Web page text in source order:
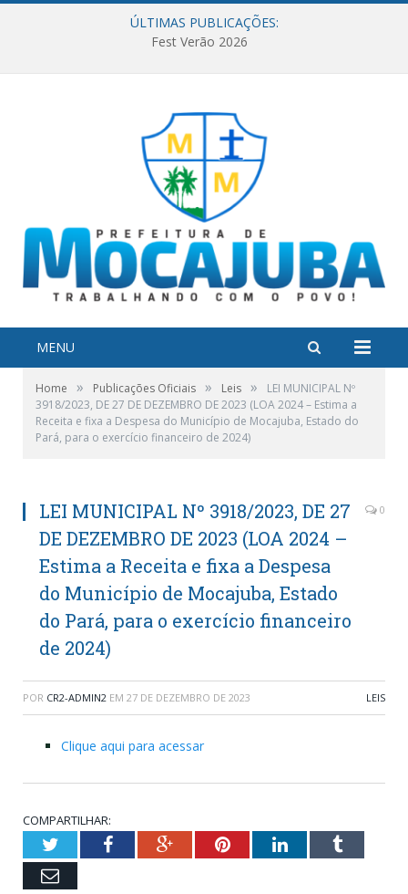
ÚLTIMAS PUBLICAÇÕES:
Fest Verão 2026
MENU
Home » Publicações Oficiais » Leis »
LEI MUNICIPAL Nº
3918/2023, DE 27 DE DEZEMBRO DE 2023 (LOA 2024 – Estima a
Receita e fixa a Despesa do Município de Mocajuba, Estado do
Pará, para o exercício financeiro de 2024)
LEI MUNICIPAL Nº 3918/2023, DE 27
DE DEZEMBRO DE 2023 (LOA 2024 –
Estima a Receita e fixa a Despesa
do Município de Mocajuba, Estado
do Pará, para o exercício financeiro
de 2024)
0
POR CR2-ADMIN2 EM 27 DE DEZEMBRO DE 2023 LEIS
Clique aqui para acessar
COMPARTILHAR:
TwitterFacebookGoogle+PinterestLinkedInTumblr
Email